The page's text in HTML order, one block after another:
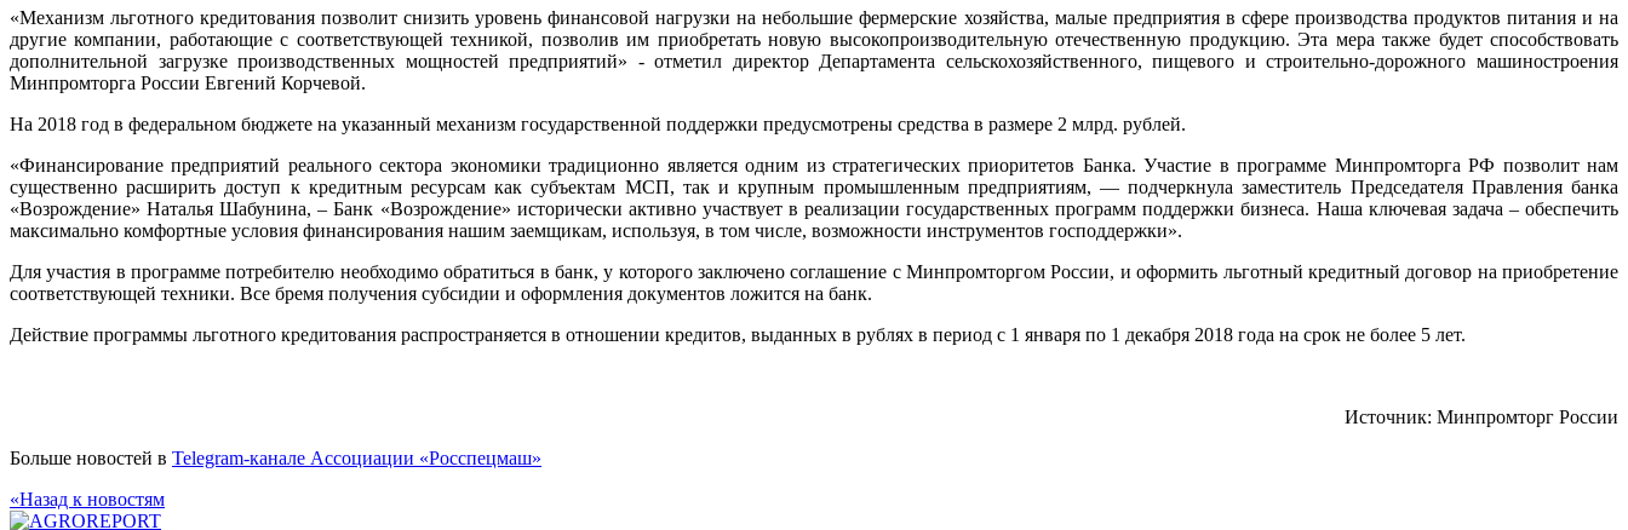
«Механизм льготного кредитования позволит снизить уровень финансовой нагрузки на небольшие фермерские хозяйства, малые предприятия в сфере производства продуктов питания и на
другие компании, работающие с соответствующей техникой, позволив им приобретать новую высокопроизводительную отечественную продукцию. Эта мера также будет способствовать
дополнительной загрузке производственных мощностей предприятий» - отметил директор Департамента сельскохозяйственного, пищевого и строительно-дорожного машиностроения
Минпромторга России Евгений Корчевой.
На 2018 год в федеральном бюджете на указанный механизм государственной поддержки предусмотрены средства в размере 2 млрд. рублей.
«Финансирование предприятий реального сектора экономики традиционно является одним из стратегических приоритетов Банка. Участие в программе Минпромторга РФ позволит нам
существенно расширить доступ к кредитным ресурсам как субъектам МСП, так и крупным промышленным предприятиям, — подчеркнула заместитель Председателя Правления банка
«Возрождение» Наталья Шабунина, – Банк «Возрождение» исторически активно участвует в реализации государственных программ поддержки бизнеса. Наша ключевая задача – обеспечить
максимально комфортные условия финансирования нашим заемщикам, используя, в том числе, возможности инструментов господдержки».
Для участия в программе потребителю необходимо обратиться в банк, у которого заключено соглашение с Минпромторгом России, и оформить льготный кредитный договор на приобретение
соответствующей техники. Все бремя получения субсидии и оформления документов ложится на банк.
Действие программы льготного кредитования распространяется в отношении кредитов, выданных в рублях в период с 1 января по 1 декабря 2018 года на срок не более 5 лет.
Источник: Минпромторг России
Больше новостей в Telegram-канале Ассоциации «Росспецмаш»
«Назад к новостям